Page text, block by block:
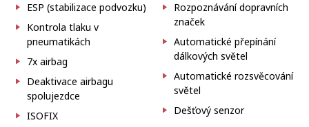
ESP (stabilizace podvozku)
Kontrola tlaku v
pneumatikách
7x airbag
Deaktivace airbagu
spolujezdce
ISOFIX
Rozpoznávání dopravních
značek
Automatické přepínání
dálkových světel
Automatické rozsvěcování
světel
Dešťový senzor